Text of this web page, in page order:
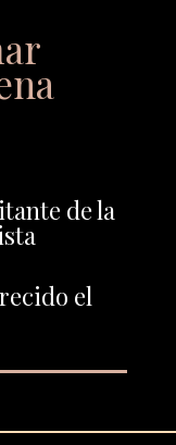
de la
el